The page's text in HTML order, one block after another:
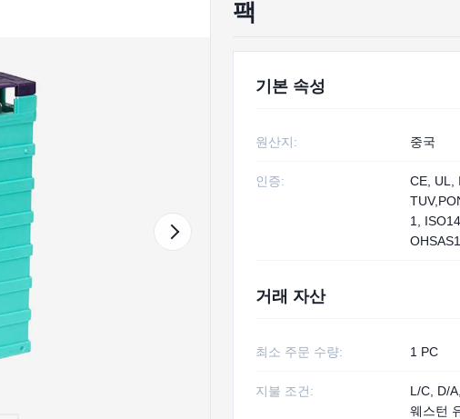
팩
기본 속성
원산지: 중국
인증:
CE, UL,
1,
거래 자산
최소 주문 수량: 1 PC
지불 조건:
L/C, D/
웨스턴